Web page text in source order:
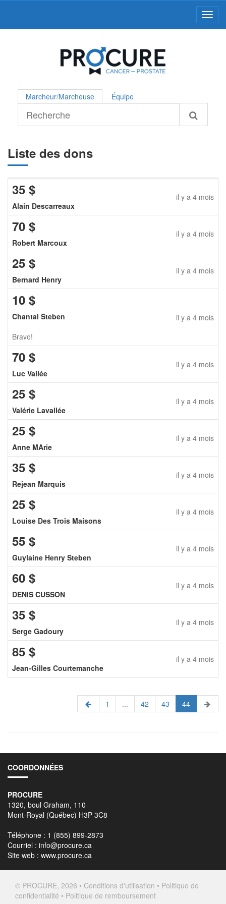
Marcheur/Marcheuse Équipe
Liste des dons
35 $
Alain Descarreaux
il y a 4 mois
70 $
Robert Marcoux
il y a 4 mois
25 $
Bernard Henry
il y a 4 mois
10 $
Chantal Steben
Bravo!
il y a 4 mois
70 $
Luc Vallée
il y a 4 mois
25 $
Valérie Lavallée
il y a 4 mois
25 $
Anne MArie
il y a 4 mois
35 $
Rejean Marquis
il y a 4 mois
25 $
Louise Des Trois Maisons
il y a 4 mois
55 $
Guylaine Henry Steben
il y a 4 mois
60 $
DENIS CUSSON
il y a 4 mois
35 $
Serge Gadoury
il y a 4 mois
85 $
Jean-Gilles Courtemanche
il y a 4 mois
1 ... 42 43 44
COORDONNÉES
PROCURE
1320, boul Graham, 110
Mont-Royal (Québec) H3P 3C8
Téléphone : 1 (855) 899-2873
Courriel : info@procure.ca
Site web : www.procure.ca
© PROCURE, 2026 • Conditions d'utilisation • Politique de
confidentialité • Politique de remboursement